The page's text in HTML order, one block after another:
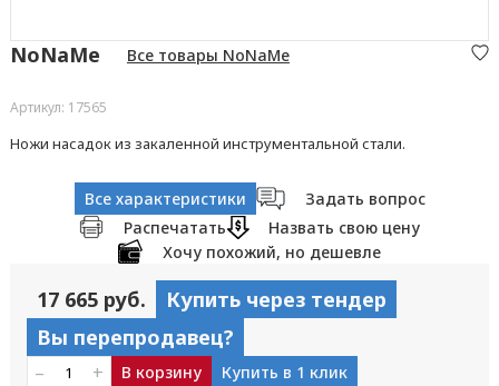
NoNaMe Все товары NoNaMe
Артикул: 17565
Ножи насадок из закаленной инструментальной стали.
Все характеристики
Задать вопрос
Распечатать
Назвать свою цену
Хочу похожий, но дешевле
17 665 руб.
Купить через тендер
Вы перепродавец?
– + В корзину Купить в 1 клик